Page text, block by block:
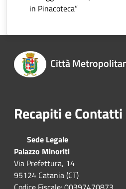
in Pinacoteca”
Città
Recapiti e Contatti
Sede Legale
Palazzo Minoriti
Via Prefettura, 14
95124 Catania (CT)